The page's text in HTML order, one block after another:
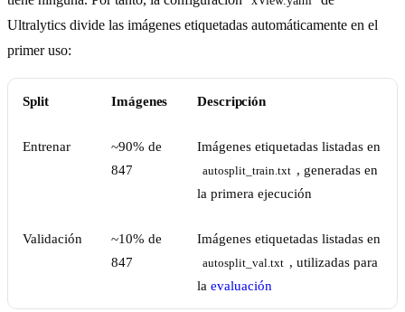
Ultralytics divide las imágenes etiquetadas automáticamente en el
primer uso:
Split Imágenes Descripción
Entrenar
~90% de
847
Imágenes etiquetadas listadas en
autosplit_train.txt , generadas en
la primera ejecución
Validación
~10% de
847
Imágenes etiquetadas listadas en
autosplit_val.txt , utilizadas para
la evaluación